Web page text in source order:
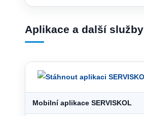
Aplikace a další služby
Mobilní aplikace SERVISKOL